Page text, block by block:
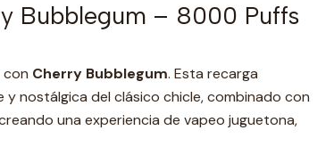
Bubblegum – 8000 Puffs
con Cherry Bubblegum. Esta recarga
nostálgica del clásico chicle, combinado con
una experiencia de vapeo juguetona,